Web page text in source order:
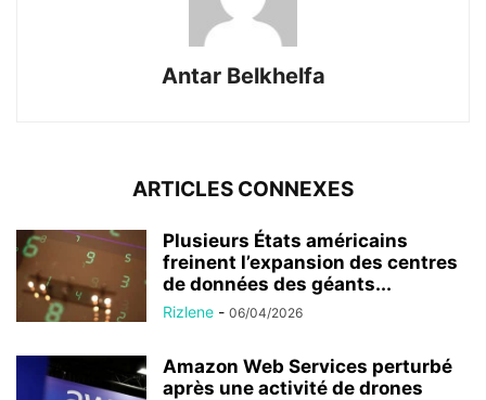
Antar Belkhelfa
ARTICLES CONNEXES
Plusieurs États américains
freinent l’expansion des centres
de données des géants...
Rizlene - 06/04/2026
Amazon Web Services perturbé
après une activité de drones